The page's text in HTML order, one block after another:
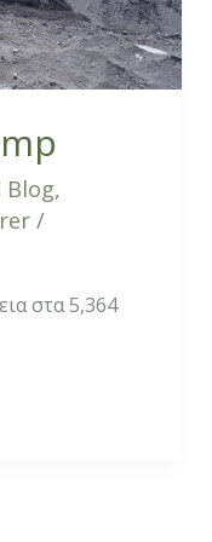
Blog,
/
στα 5,364